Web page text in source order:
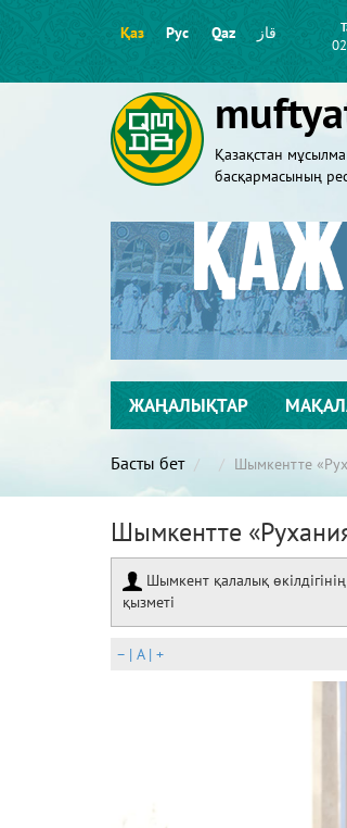
Қаз Рус Qaz قاز
Қазақстан
басқармасының
ЖАҢАЛЫҚТАР
Басты бет Шымкентте
Шымкентте
Шымкент қалалық
қызметі
– | A| +